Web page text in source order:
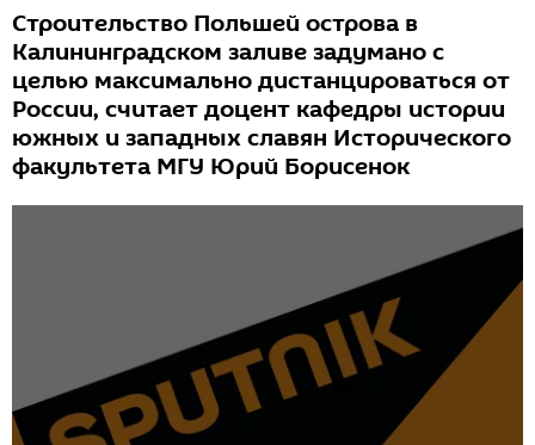
Строительство Польшей острова в
Калининградском заливе задумано с
целью максимально дистанцироваться от
России, считает доцент кафедры истории
южных и западных славян Исторического
факультета МГУ Юрий Борисенок